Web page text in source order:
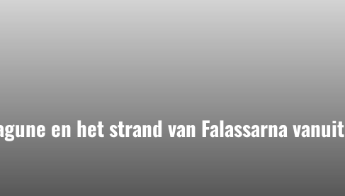
en het strand van Falassarna vanuit